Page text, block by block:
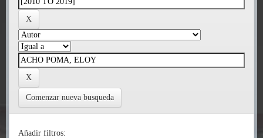
Comenzar nueva busqueda
Añadir filtros: